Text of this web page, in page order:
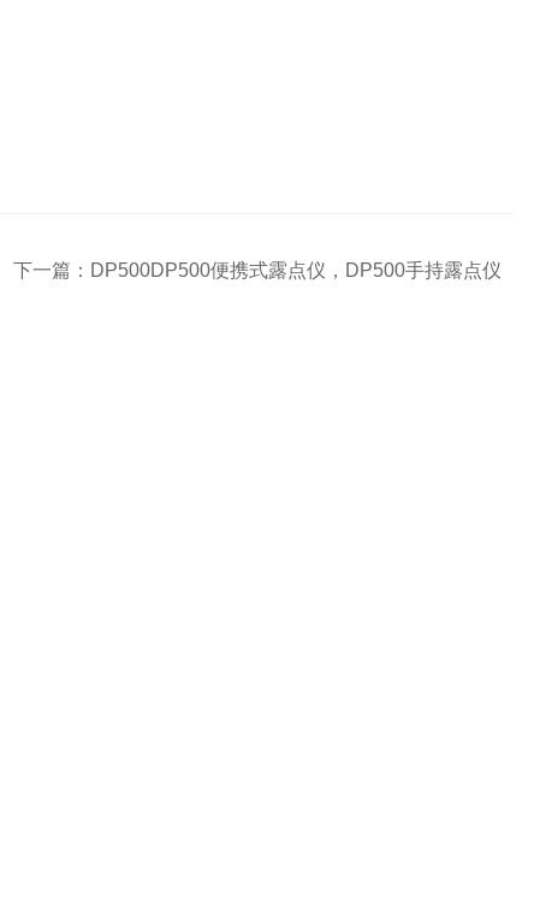
下一篇： DP500DP500便携式露点仪，DP500手持露点仪